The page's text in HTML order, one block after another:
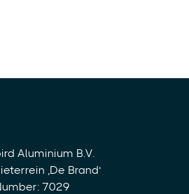
Aluminium B.V.
‚De Brand‘
7029